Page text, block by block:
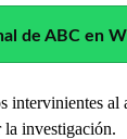
de ABC en
intervinientes al
la investigación.